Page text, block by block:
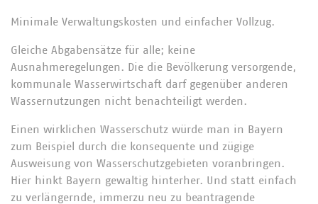
Minimale Verwaltungskosten und einfacher Vollzug.
Gleiche Abgabensätze für alle; keine
Ausnahmeregelungen. Die die Bevölkerung versorgende,
kommunale Wasserwirtschaft darf gegenüber anderen
Wassernutzungen nicht benachteiligt werden.
Einen wirklichen Wasserschutz würde man in Bayern
zum Beispiel durch die konsequente und zügige
Ausweisung von Wasserschutzgebieten voranbringen.
Hier hinkt Bayern gewaltig hinterher. Und statt einfach
zu verlängernde, immerzu neu zu beantragende